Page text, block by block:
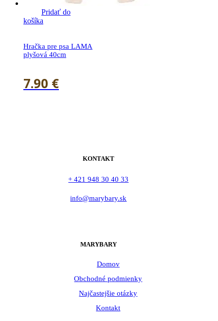
Pridať do
košíka
Hračka pre psa LAMA
plyšová 40cm
7.90 €
KONTAKT
+ 421 948 30 40 33
info@marybary.sk
MARYBARY
Domov
Obchodné podmienky
Najčastejšie otázky
Kontakt